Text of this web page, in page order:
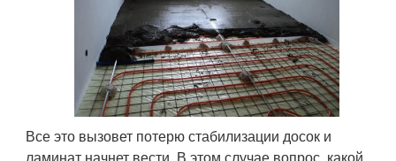
Все это вызовет потерю стабилизации досок и